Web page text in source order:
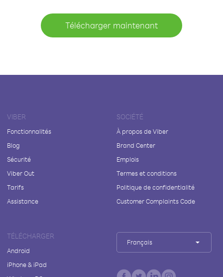
Télécharger maintenant
VIBER
Fonctionnalités
Blog
Sécurité
Viber Out
Tarifs
Assistance
SOCIÉTÉ
À propos de Viber
Brand Center
Emplois
Termes et conditions
Politique de confidentialité
Customer Complaints Code
TÉLÉCHARGER
Android
iPhone & iPad
Français